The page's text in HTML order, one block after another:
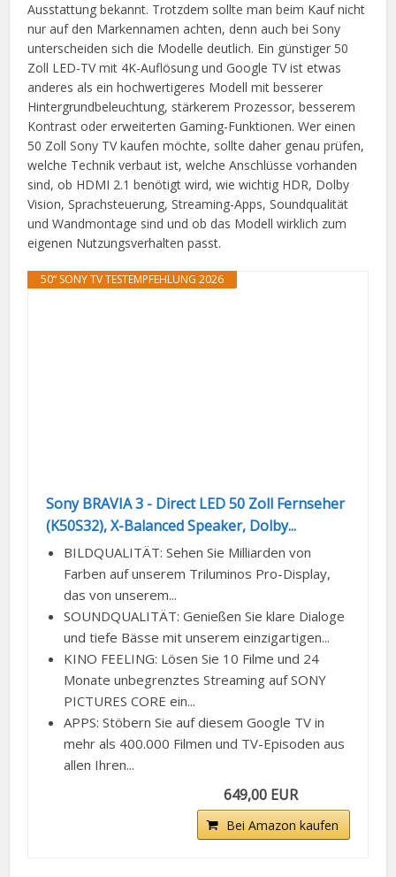
Ausstattung bekannt. Trotzdem sollte man beim Kauf nicht
nur auf den Markennamen achten, denn auch bei Sony
unterscheiden sich die Modelle deutlich. Ein günstiger 50
Zoll LED-TV mit 4K-Auflösung und Google TV ist etwas
anderes als ein hochwertigeres Modell mit besserer
Hintergrundbeleuchtung, stärkerem Prozessor, besserem
Kontrast oder erweiterten Gaming-Funktionen. Wer einen
50 Zoll Sony TV kaufen möchte, sollte daher genau prüfen,
welche Technik verbaut ist, welche Anschlüsse vorhanden
sind, ob HDMI 2.1 benötigt wird, wie wichtig HDR, Dolby
Vision, Sprachsteuerung, Streaming-Apps, Soundqualität
und Wandmontage sind und ob das Modell wirklich zum
eigenen Nutzungsverhalten passt.
50“ SONY TV TESTEMPFEHLUNG 2026
Sony BRAVIA 3 - Direct LED 50 Zoll Fernseher
(K50S32), X-Balanced Speaker, Dolby...
BILDQUALITÄT: Sehen Sie Milliarden von
Farben auf unserem Triluminos Pro-Display,
das von unserem...
SOUNDQUALITÄT: Genießen Sie klare Dialoge
und tiefe Bässe mit unserem einzigartigen...
KINO FEELING: Lösen Sie 10 Filme und 24
Monate unbegrenztes Streaming auf SONY
PICTURES CORE ein...
APPS: Stöbern Sie auf diesem Google TV in
mehr als 400.000 Filmen und TV-Episoden aus
allen Ihren...
649,00 EUR
Bei Amazon kaufen